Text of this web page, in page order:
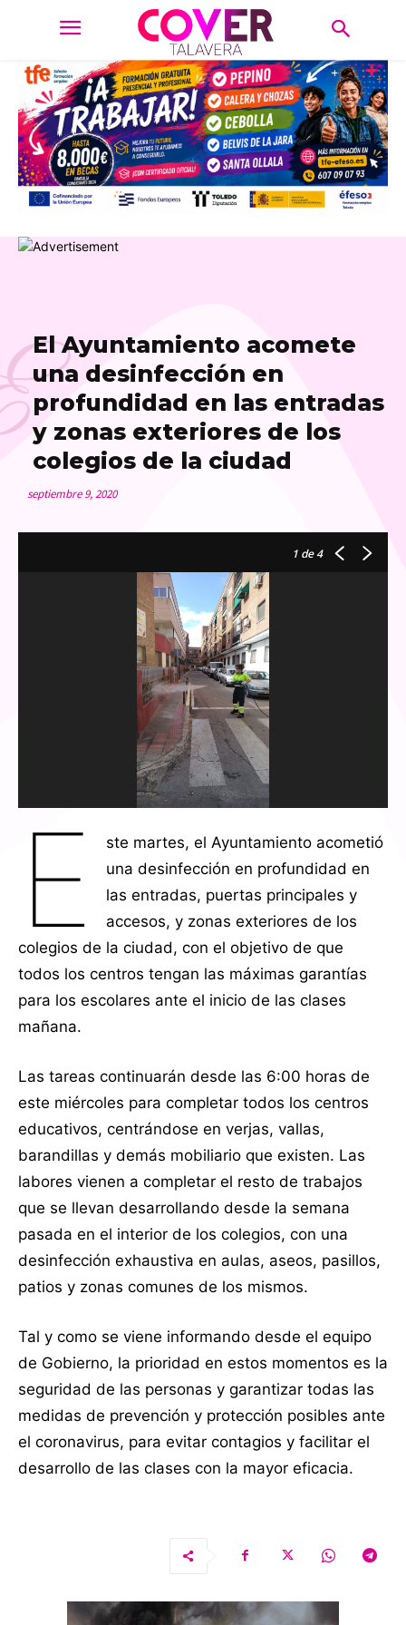
El Ayuntamiento acomete
una desinfección en
profundidad en las entradas
y zonas exteriores de los
colegios de la ciudad
septiembre 9, 2020
1 de 4
E
ste martes, el Ayuntamiento acometió
una desinfección en profundidad en
las entradas, puertas principales y
accesos, y zonas exteriores de los
colegios de la ciudad, con el objetivo de que
todos los centros tengan las máximas garantías
para los escolares ante el inicio de las clases
mañana.
Las tareas continuarán desde las 6:00 horas de
este miércoles para completar todos los centros
educativos, centrándose en verjas, vallas,
barandillas y demás mobiliario que existen. Las
labores vienen a completar el resto de trabajos
que se llevan desarrollando desde la semana
pasada en el interior de los colegios, con una
desinfección exhaustiva en aulas, aseos, pasillos,
patios y zonas comunes de los mismos.
Tal y como se viene informando desde el equipo
de Gobierno, la prioridad en estos momentos es la
seguridad de las personas y garantizar todas las
medidas de prevención y protección posibles ante
el coronavirus, para evitar contagios y facilitar el
desarrollo de las clases con la mayor eficacia.